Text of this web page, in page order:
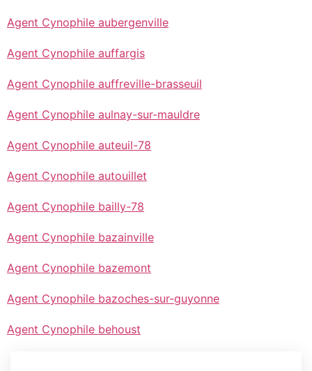
Agent Cynophile aubergenville
Agent Cynophile auffargis
Agent Cynophile auffreville-brasseuil
Agent Cynophile aulnay-sur-mauldre
Agent Cynophile auteuil-78
Agent Cynophile autouillet
Agent Cynophile bailly-78
Agent Cynophile bazainville
Agent Cynophile bazemont
Agent Cynophile bazoches-sur-guyonne
Agent Cynophile behoust